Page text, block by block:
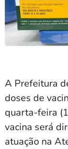
A Prefeitura
doses de
quarta-feira
vacina será
atuação na